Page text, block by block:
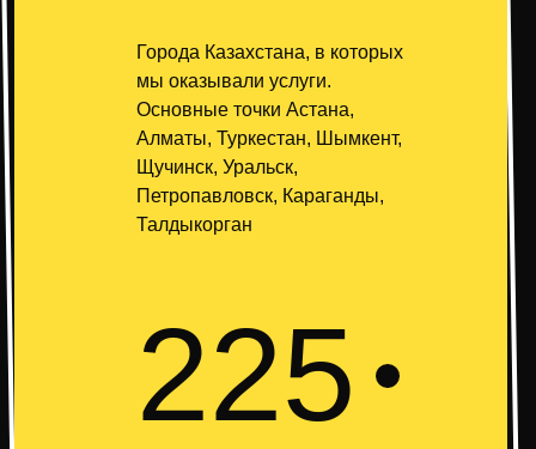
Города Казахстана, в которых
мы оказывали услуги.
Основные точки Астана,
Алматы, Туркестан, Шымкент,
Щучинск, Уральск,
Петропавловск, Караганды,
Талдыкорган
225